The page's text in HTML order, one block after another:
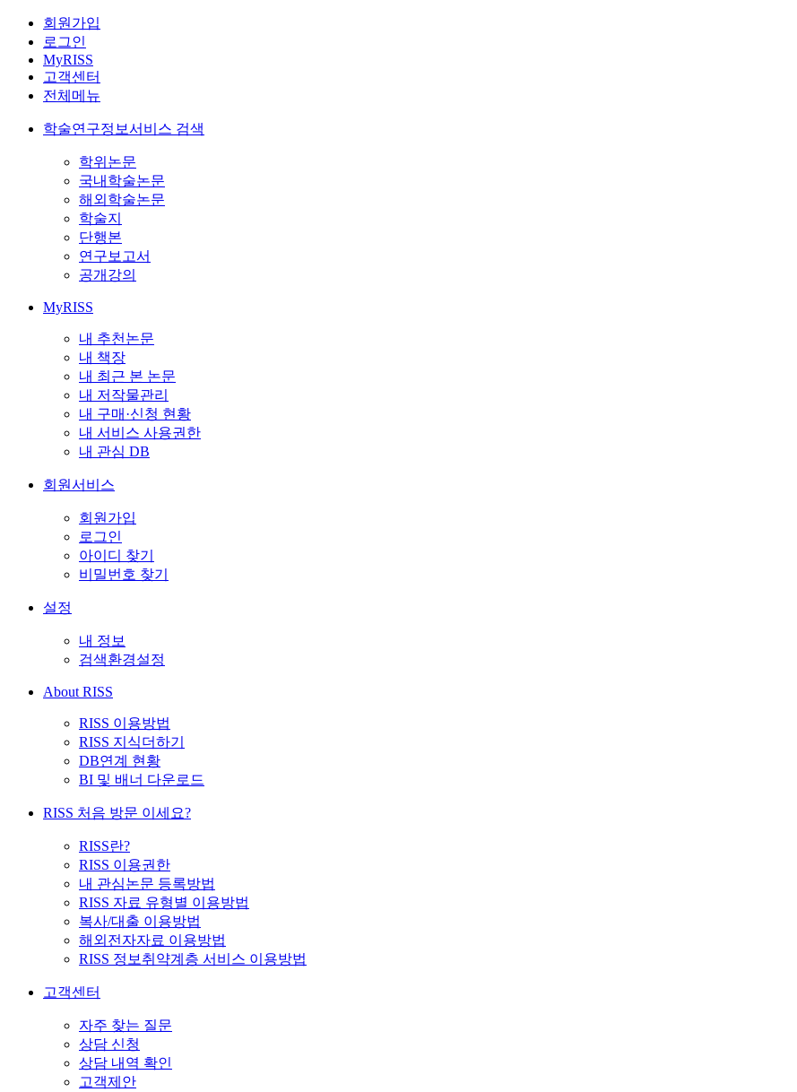
회원가입
로그인
MyRISS
고객센터
전체메뉴
학술연구정보서비스 검색
학위논문
국내학술논문
해외학술논문
학술지
단행본
연구보고서
공개강의
MyRISS
내 추천논문
내 책장
내 최근 본 논문
내 저작물관리
내 구매·신청 현황
내 서비스 사용권한
내 관심 DB
회원서비스
회원가입
로그인
아이디 찾기
비밀번호 찾기
설정
내 정보
검색환경설정
About RISS
RISS 이용방법
RISS 지식더하기
DB연계 현황
BI 및 배너 다운로드
RISS 처음 방문 이세요?
RISS란?
RISS 이용권한
내 관심논문 등록방법
RISS 자료 유형별 이용방법
복사/대출 이용방법
해외전자자료 이용방법
RISS 정보취약계층 서비스 이용방법
고객센터
자주 찾는 질문
상담 신청
상담 내역 확인
고객제안